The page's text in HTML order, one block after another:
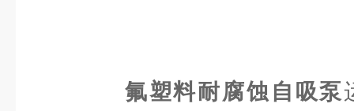
氟塑料耐腐蚀自吸泵